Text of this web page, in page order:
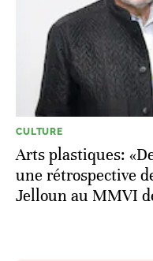
CULTURE
Arts plastiques:
une rétrospective
Jelloun au MMVI